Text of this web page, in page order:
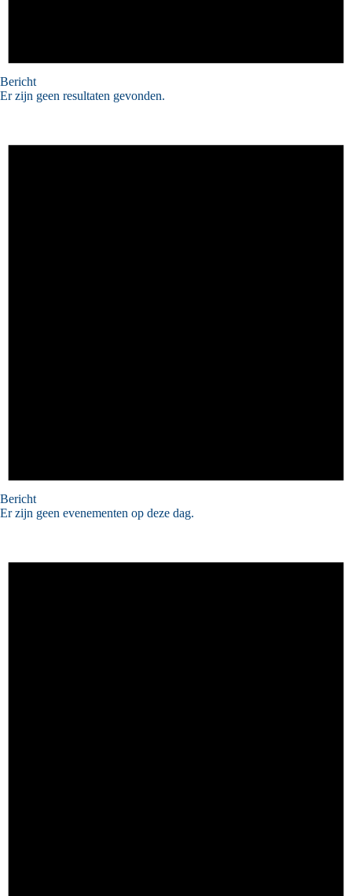
Bericht
Er zijn geen resultaten gevonden.
Bericht
Er zijn geen evenementen op deze dag.